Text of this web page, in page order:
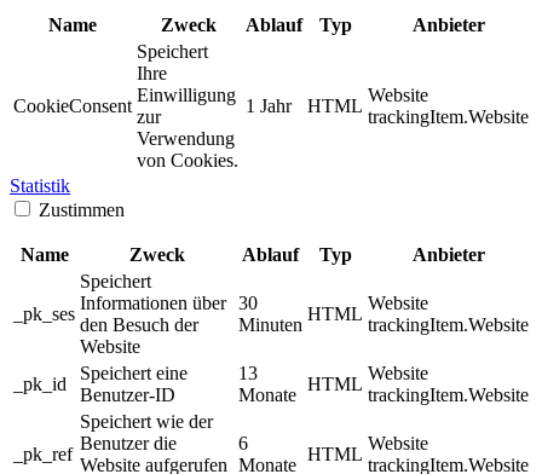
Name Zweck Ablauf Typ Anbieter
CookieConsent
Speichert
Ihre
Einwilligung
zur
Verwendung
von Cookies.
1 Jahr HTML
Website
trackingItem.Website
Statistik
Zustimmen
Name Zweck Ablauf Typ Anbieter
_pk_ses
Speichert
Informationen über
den Besuch der
Website
30
Minuten
HTML
Website
trackingItem.Website
_pk_id
Speichert eine
Benutzer-ID
13
Monate
HTML
Website
trackingItem.Website
_pk_ref
Speichert wie der
Benutzer die
Website aufgerufen
6
Monate
HTML
Website
trackingItem.Website